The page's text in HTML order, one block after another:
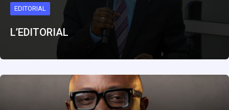
EDITORIAL
L’EDITORIAL